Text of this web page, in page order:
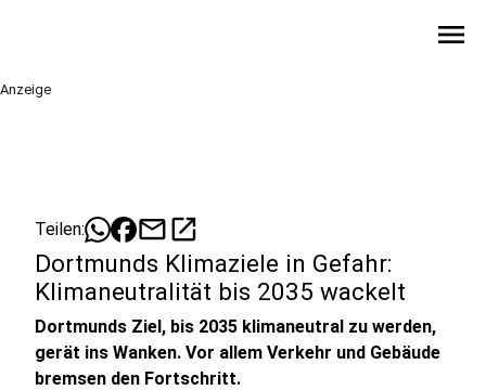
menu
Anzeige
Teilen: mailopen_in_new
Dortmunds Klimaziele in Gefahr:
Klimaneutralität bis 2035 wackelt
Dortmunds Ziel, bis 2035 klimaneutral zu werden,
gerät ins Wanken. Vor allem Verkehr und Gebäude
bremsen den Fortschritt.